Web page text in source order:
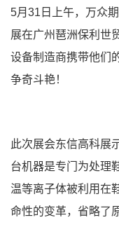
5月31日上午，万众
展在广州琶洲保利世
设备制造商携带他们
争奇斗艳！
此次展会东信高科展
台机器是专门为处理
温等离子体被利用在
命性的变革，省略了